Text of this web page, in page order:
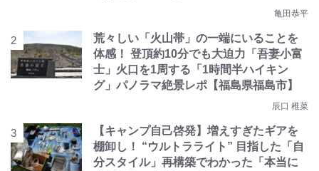
亀田恭平
荒々しい「火山帯」の一端にいることを
体感！ 登頂約10分でも大迫力「吾妻小富
士」火口を1周する「1時間半ハイキン
グ」パノラマ絶景レポ【福島県福島市】
辰口 稚菜
【キャンプ自己啓発】増えすぎたギアを
棚卸し！ “ウルトラライト” 目指した「自
分スタイル」再構築でわかった「本当に